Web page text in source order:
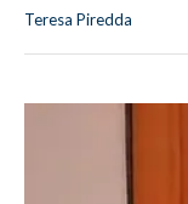
Teresa Piredda